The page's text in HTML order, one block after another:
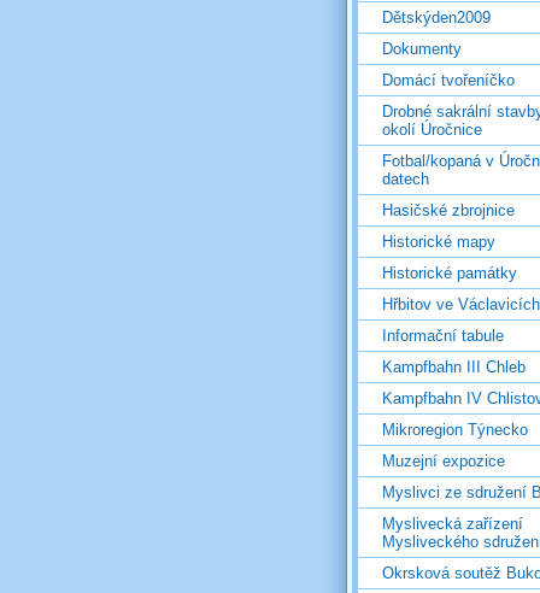
Dětskýden2009
Dokumenty
Domácí tvořeníčko
Drobné sakrální
okolí Úročnice
Fotbal/kopaná v
datech
Hasičské zbrojnice
Historické mapy
Historické památky
Hřbitov ve Václavicích
Informační tabule
Kampfbahn III Chleb
Kampfbahn IV
Mikroregion Týnecko
Muzejní expozice
Myslivci ze sdružení
Myslivecká zařízení
Mysliveckého
Okrsková soutěž